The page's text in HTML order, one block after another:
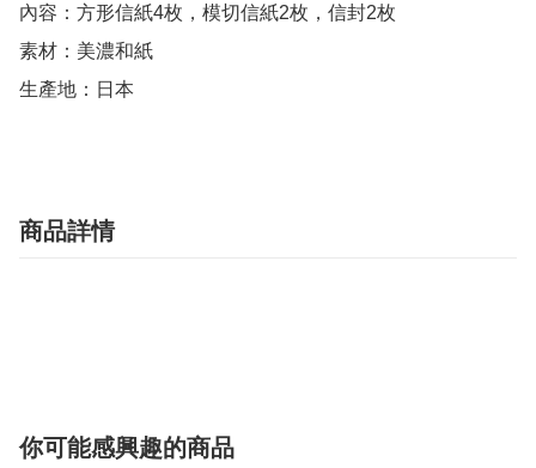
內容：方形信紙4枚，模切信紙2枚，信封2枚
素材：美濃和紙
生產地：日本
商品詳情
你可能感興趣的商品